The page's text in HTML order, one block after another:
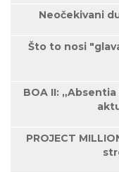
Neočekivani
Što to nosi
BOA II:
PROJECT